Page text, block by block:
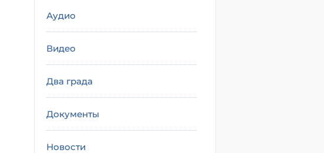
Аудио
Видео
Два града
Документы
Новости